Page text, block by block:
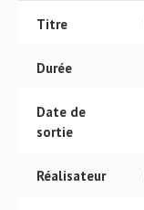
Titre
Durée
Date de
sortie
Réalisateur